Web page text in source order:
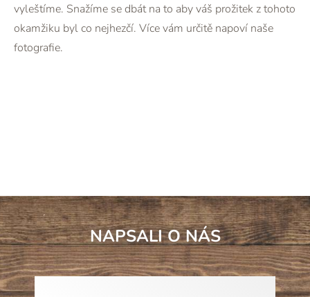
vyleštíme. Snažíme se dbát na to aby váš prožitek z tohoto
okamžiku byl co nejhezčí. Více vám určitě napoví naše
fotografie.
NAPSALI O NÁS